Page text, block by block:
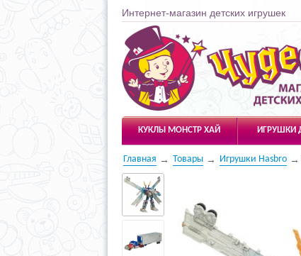
Интернет-магазин детских игрушек
Чудесарик
КУКЛЫ МОНСТР ХАЙ ИГРУШКИ
Главная Товары Игрушки Hasbro